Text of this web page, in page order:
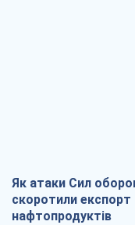
Як атаки Сил
скоротили експорт
нафтопродуктів